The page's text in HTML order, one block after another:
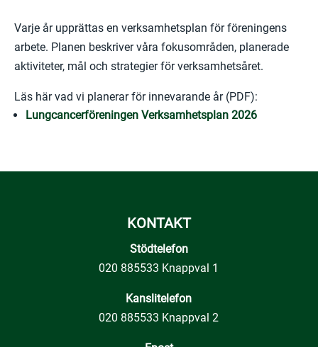
Varje år upprättas en verksamhetsplan för föreningens
arbete. Planen beskriver våra fokusområden, planerade
aktiviteter, mål och strategier för verksamhetsåret.
Läs här vad vi planerar för innevarande år (PDF):
Lungcancerföreningen Verksamhetsplan 2026
KONTAKT
Stödtelefon
020 885533 Knappval 1
Kanslitelefon
020 885533 Knappval 2